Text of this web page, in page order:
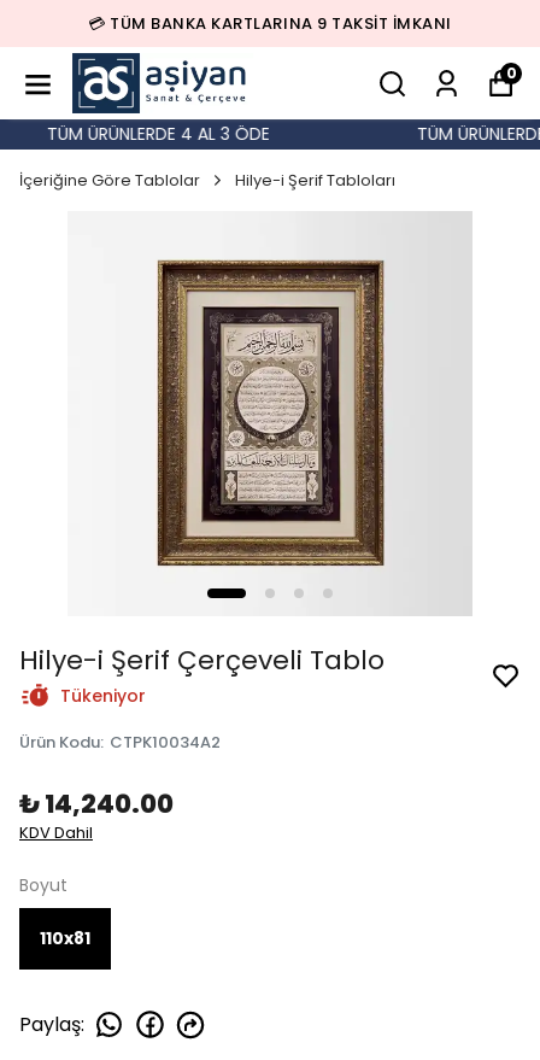
💳 TÜM BANKA KARTLARINA 9 TAKSİT İMKANI
0
TÜM ÜRÜNLERDE 4 AL 3 ÖDE TÜM
İçeriğine Göre Tablolar Hilye-i Şerif Tabloları
Hilye-i Şerif Çerçeveli Tablo
Tükeniyor
Ürün Kodu: CTPK10034A2
₺ 14,240.00
KDV Dahil
Boyut
110x81
Paylaş: